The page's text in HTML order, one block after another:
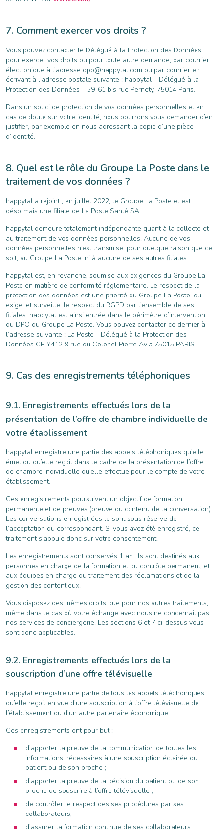
Comment exercer vos droits ?
Vous pouvez contacter le Délégué à la Protection des Données,
pour exercer vos droits ou pour toute autre demande, par courrier
électronique à l’adresse dpo@happytal.com ou par courrier en
écrivant à l’adresse postale suivante : happytal – Délégué à la
Protection des Données – 59-61 bis rue Pernety, 75014 Paris.
Dans un souci de protection de vos données personnelles et en
cas de doute sur votre identité, nous pourrons vous demander d’en
justifier, par exemple en nous adressant la copie d’une pièce
d’identité.
Quel est le rôle du Groupe La Poste dans le
traitement de vos données ?
happytal a rejoint , en juillet 2022, le Groupe La Poste et est
désormais une filiale de La Poste Santé SA.
happytal demeure totalement indépendante quant à la collecte et
au traitement de vos données personnelles. Aucune de vos
données personnelles n’est transmise, pour quelque raison que ce
soit, au Groupe La Poste, ni à aucune de ses autres filiales.
happytal est, en revanche, soumise aux exigences du Groupe La
Poste en matière de conformité réglementaire. Le respect de la
protection des données est une priorité du Groupe La Poste, qui
exige, et surveille, le respect du RGPD par l’ensemble de ses
filiales. happytal est ainsi entrée dans le périmètre d’intervention
du DPO du Groupe La Poste. Vous pouvez contacter ce dernier à
l’adresse suivante : La Poste - Délégué à la Protection des
Données CP Y412 9 rue du Colonel Pierre Avia 75015 PARIS.
Cas des enregistrements téléphoniques
Enregistrements effectués lors de la
présentation de l’offre de chambre individuelle de
votre établissement
happytal enregistre une partie des appels téléphoniques qu’elle
émet ou qu’elle reçoit dans le cadre de la présentation de l’offre
de chambre individuelle qu’elle effectue pour le compte de votre
établissement.
Ces enregistrements poursuivent un objectif de formation
permanente et de preuves (preuve du contenu de la conversation).
Les conversations enregistrées le sont sous réserve de
l’acceptation du correspondant. Si vous avez été enregistré, ce
traitement s’appuie donc sur votre consentement.
Les enregistrements sont conservés 1 an. Ils sont destinés aux
personnes en charge de la formation et du contrôle permanent, et
aux équipes en charge du traitement des réclamations et de la
gestion des contentieux.
Vous disposez des mêmes droits que pour nos autres traitements,
même dans le cas où votre échange avec nous ne concernait pas
nos services de conciergerie. Les sections 6 et 7 ci-dessus vous
sont donc applicables.
Enregistrements effectués lors de la
souscription d’une offre télévisuelle
happytal enregistre une partie de tous les appels téléphoniques
qu’elle reçoit en vue d’une souscription à l’offre télévisuelle de
l’établissement ou d’un autre partenaire économique.
Ces enregistrements ont pour but :
d’apporter la preuve de la communication de toutes les
informations nécessaires à une souscription éclairée du
patient ou de son proche ;
d’apporter la preuve de la décision du patient ou de son
proche de souscrire à l’offre télévisuelle ;
de contrôler le respect des ses procédures par ses
collaborateurs,
d’assurer la formation continue de ses collaborateurs.